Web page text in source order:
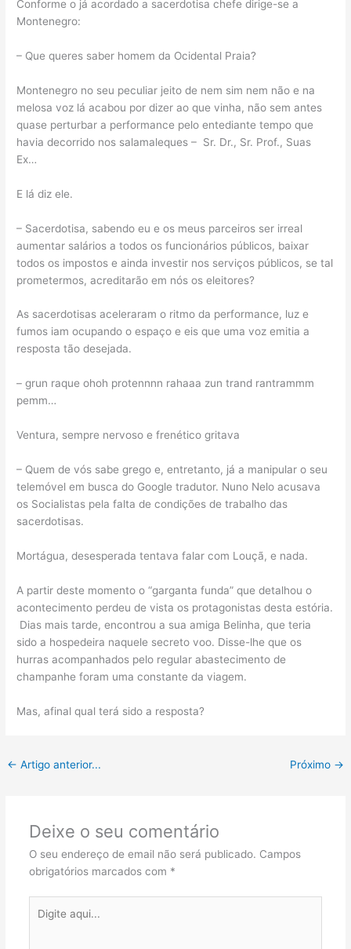
Conforme o já acordado a sacerdotisa chefe dirige-se a
Montenegro:
– Que queres saber homem da Ocidental Praia?
Montenegro no seu peculiar jeito de nem sim nem não e na
melosa voz lá acabou por dizer ao que vinha, não sem antes
quase perturbar a performance pelo entediante tempo que
havia decorrido nos salamaleques – Sr. Dr., Sr. Prof., Suas
Ex…
E lá diz ele.
– Sacerdotisa, sabendo eu e os meus parceiros ser irreal
aumentar salários a todos os funcionários públicos, baixar
todos os impostos e ainda investir nos serviços públicos, se tal
prometermos, acreditarão em nós os eleitores?
As sacerdotisas aceleraram o ritmo da performance, luz e
fumos iam ocupando o espaço e eis que uma voz emitia a
resposta tão desejada.
– grun raque ohoh protennnn rahaaa zun trand rantrammm
pemm…
Ventura, sempre nervoso e frenético gritava
– Quem de vós sabe grego e, entretanto, já a manipular o seu
telemóvel em busca do Google tradutor. Nuno Nelo acusava
os Socialistas pela falta de condições de trabalho das
sacerdotisas.
Mortágua, desesperada tentava falar com Louçã, e nada.
A partir deste momento o “garganta funda” que detalhou o
acontecimento perdeu de vista os protagonistas desta estória.
Dias mais tarde, encontrou a sua amiga Belinha, que teria
sido a hospedeira naquele secreto voo. Disse-lhe que os
hurras acompanhados pelo regular abastecimento de
champanhe foram uma constante da viagem.
Mas, afinal qual terá sido a resposta?
← Artigo anterior... Próximo →
Deixe o seu comentário
O seu endereço de email não será publicado. Campos
obrigatórios marcados com *
aqui...